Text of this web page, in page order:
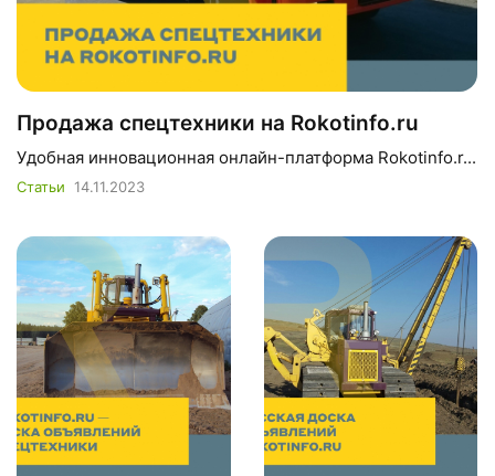
Продажа спецтехники на Rokotinfo.ru
Удобная инновационная онлайн-платформа Rokotinfo.r...
Статьи 14.11.2023